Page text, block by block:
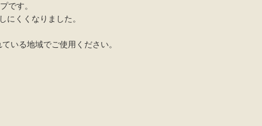
です。
にくくなりました。
いる地域でご使用ください。